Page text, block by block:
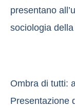
presentano
sociologia
Ombra di tutti:
Presentazione